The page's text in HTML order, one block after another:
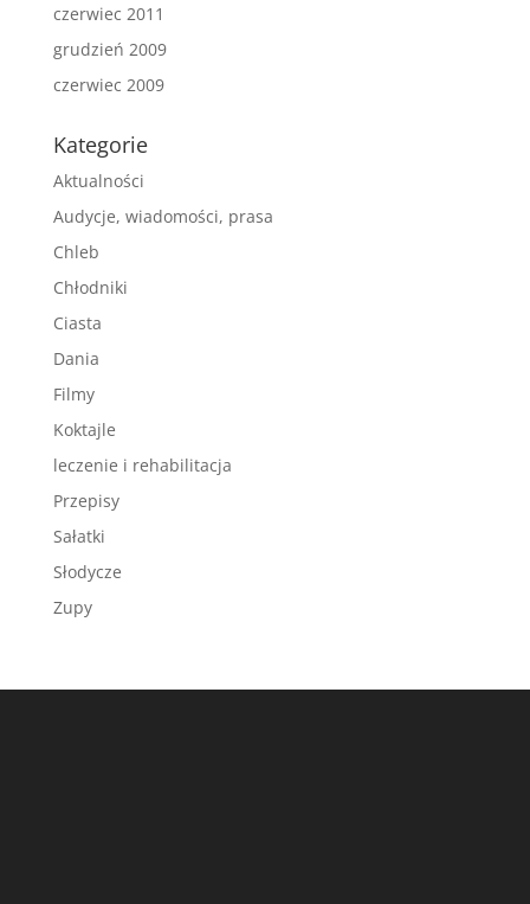
czerwiec 2011
grudzień 2009
czerwiec 2009
Kategorie
Aktualności
Audycje, wiadomości, prasa
Chleb
Chłodniki
Ciasta
Dania
Filmy
Koktajle
leczenie i rehabilitacja
Przepisy
Sałatki
Słodycze
Zupy